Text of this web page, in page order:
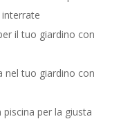
il tuo giardino con
nel tuo giardino con
per la giusta